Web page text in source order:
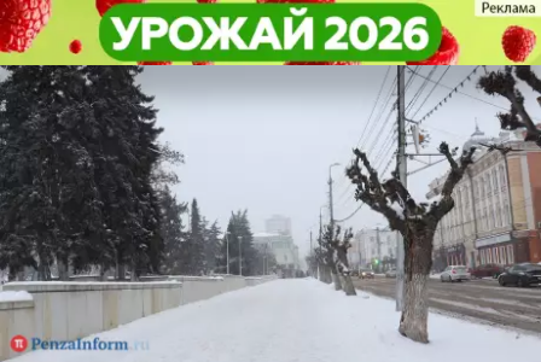
Россиянам предсказали зиму
холоднее предыдущей
В стране и
мире
Россиянам предсказали зиму
холоднее предыдущей
В стране и
мире
Последние новости
Погода и курсы
валют в Пензе